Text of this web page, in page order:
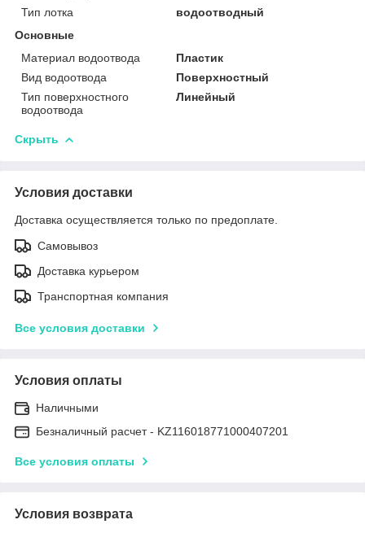
Тип лотка
водоотводный
Основные
Материал водоотвода
Пластик
Вид водоотвода
Поверхностный
Тип поверхностного
водоотвода
Линейный
Скрыть
Условия доставки
Доставка осуществляется только по предоплате.
Самовывоз
Доставка курьером
Транспортная компания
Все условия доставки
Условия оплаты
Наличными
Безналичный расчет - KZ116018771000407201
Все условия оплаты
Условия возврата